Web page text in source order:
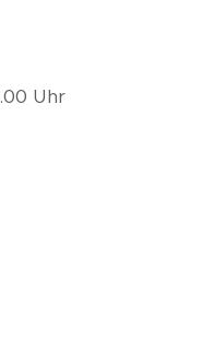
Uhr